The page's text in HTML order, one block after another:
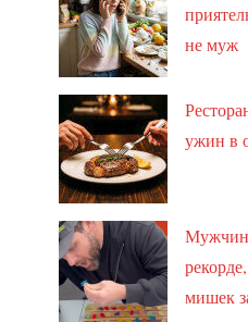
не муж
ужин в
мишек